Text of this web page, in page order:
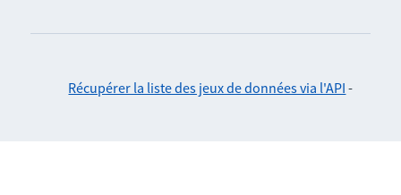
Récupérer la liste des jeux de données via l'API -